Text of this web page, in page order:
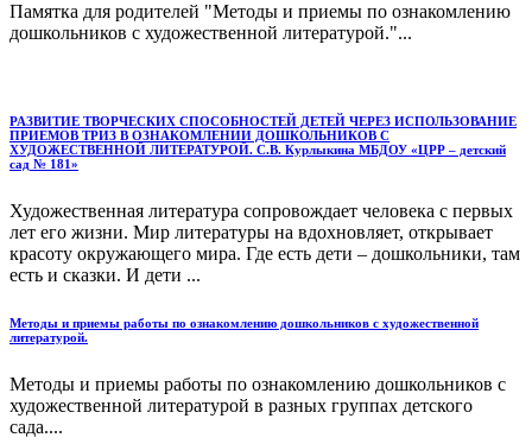
Памятка для родителей "Методы и приемы по ознакомлению
дошкольников с художественной литературой."...
РАЗВИТИЕ ТВОРЧЕСКИХ СПОСОБНОСТЕЙ ДЕТЕЙ ЧЕРЕЗ ИСПОЛЬЗОВАНИЕ
ПРИЕМОВ ТРИЗ В ОЗНАКОМЛЕНИИ ДОШКОЛЬНИКОВ С
ХУДОЖЕСТВЕННОЙ ЛИТЕРАТУРОЙ. С.В. Курлыкина МБДОУ «ЦРР – детский
сад № 181»
Художественная литература сопровождает человека с первых
лет его жизни. Мир литературы на вдохновляет, открывает
красоту окружающего мира. Где есть дети – дошкольники, там
есть и сказки. И дети ...
Методы и приемы работы по ознакомлению дошкольников с художественной
литературой.
Методы и приемы работы по ознакомлению дошкольников с
художественной литературой в разных группах детского
сада....